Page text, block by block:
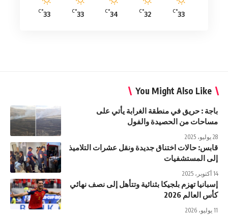
33
°C
32
°C
34
°C
33
°C
33
°C
You Might Also Like
باجة : حريق في منطقة الغرابة يأتي على
مساحات من الحصيدة والفول
28 يوليو، 2025
قابس: حالات اختناق جديدة ونقل عشرات التلاميذ
إلى المستشفيات
14 أكتوبر، 2025
إسبانيا تهزم بلجيكا بثنائية وتتأهل إلى نصف نهائي
كأس العالم 2026
11 يوليو، 2026